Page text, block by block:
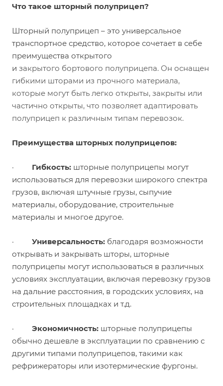
Что такое шторный полуприцеп?
Шторный полуприцеп – это универсальное
транспортное средство, которое сочетает в себе
преимущества открытого
и закрытого бортового полуприцепа. Он оснащен
гибкими шторами из прочного материала,
которые могут быть легко открыты, закрыты или
частично открыты, что позволяет адаптировать
полуприцеп к различным типам перевозок.
Преимущества шторных полуприцепов:
· Гибкость: шторные полуприцепы могут
использоваться для перевозки широкого спектра
грузов, включая штучные грузы, сыпучие
материалы, оборудование, строительные
материалы и многое другое.
· Универсальность: благодаря возможности
открывать и закрывать шторы, шторные
полуприцепы могут использоваться в различных
условиях эксплуатации, включая перевозку грузов
на дальние расстояния, в городских условиях, на
строительных площадках и т.д.
· Экономичность: шторные полуприцепы
обычно дешевле в эксплуатации по сравнению с
другими типами полуприцепов, такими как
рефрижераторы или изотермические фургоны.